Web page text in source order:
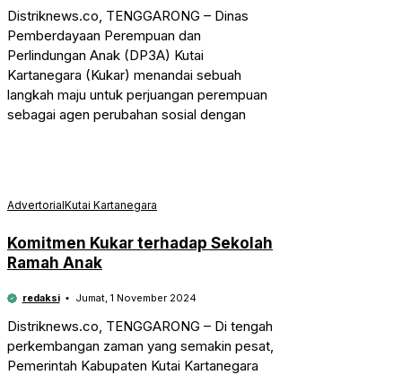
Distriknews.co, TENGGARONG – Dinas
Pemberdayaan Perempuan dan
Perlindungan Anak (DP3A) Kutai
Kartanegara (Kukar) menandai sebuah
langkah maju untuk perjuangan perempuan
sebagai agen perubahan sosial dengan
AdvertorialKutai Kartanegara
Komitmen Kukar terhadap Sekolah
Ramah Anak
redaksi Jumat, 1 November 2024
Distriknews.co, TENGGARONG – Di tengah
perkembangan zaman yang semakin pesat,
Pemerintah Kabupaten Kutai Kartanegara